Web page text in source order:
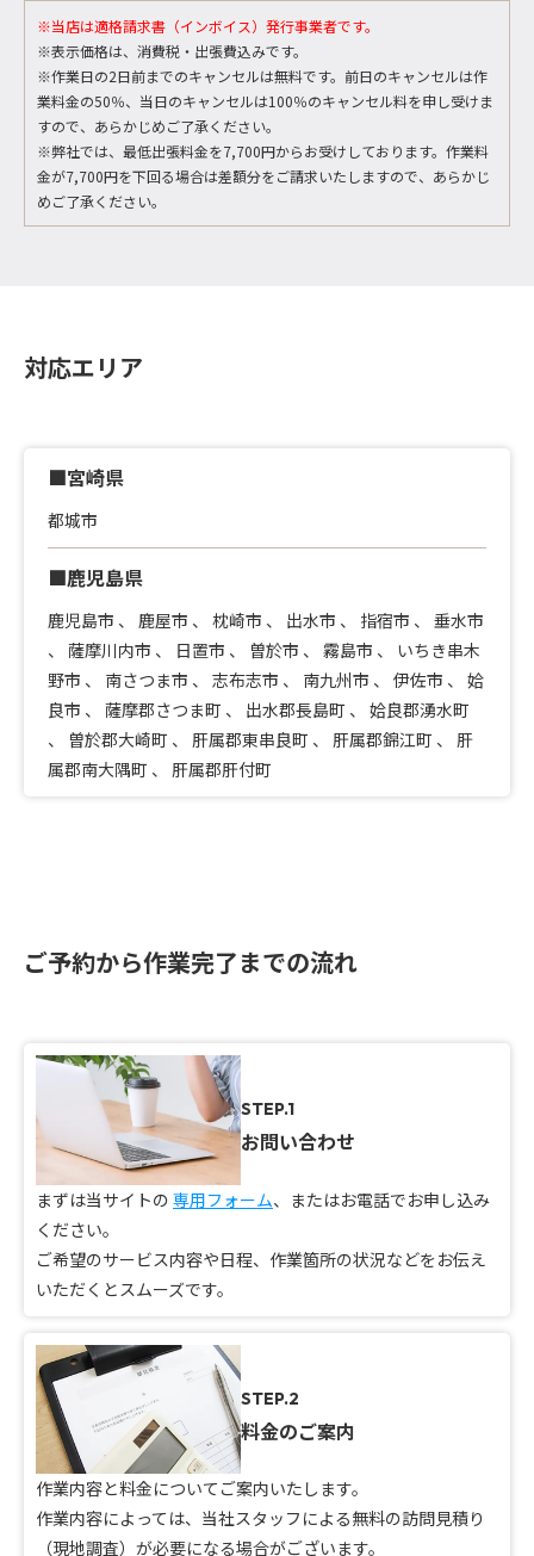
※当店は適格請求書（インボイス）発行事業者です。
※表示価格は、消費税・出張費込みです。
※作業日の2日前までのキャンセルは無料です。前日のキャンセルは作
業料金の50％、当日のキャンセルは100％のキャンセル料を申し受けま
すので、あらかじめご了承ください。
※弊社では、最低出張料金を7,700円からお受けしております。作業料
金が7,700円を下回る場合は差額分をご請求いたしますので、あらかじ
めご了承ください。
対応エリア
■宮崎県
都城市
■鹿児島県
鹿児島市 、 鹿屋市 、 枕崎市 、 出水市 、 指宿市 、 垂水市
、 薩摩川内市 、 日置市 、 曽於市 、 霧島市 、 いちき串木
野市 、 南さつま市 、 志布志市 、 南九州市 、 伊佐市 、 姶
良市 、 薩摩郡さつま町 、 出水郡長島町 、 姶良郡湧水町
、 曽於郡大崎町 、 肝属郡東串良町 、 肝属郡錦江町 、 肝
属郡南大隅町 、 肝属郡肝付町
ご予約から作業完了までの流れ
STEP.1
お問い合わせ
まずは当サイトの 専用フォーム、またはお電話でお申し込み
ください。
ご希望のサービス内容や日程、作業箇所の状況などをお伝え
いただくとスムーズです。
STEP.2
料金のご案内
作業内容と料金についてご案内いたします。
作業内容によっては、当社スタッフによる無料の訪問見積り
（現地調査）が必要になる場合がございます。